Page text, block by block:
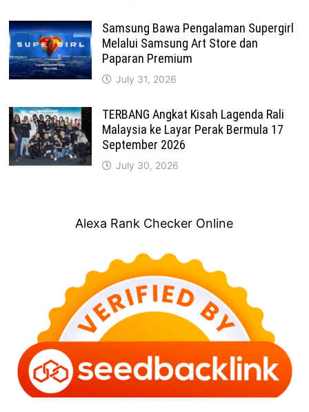
Samsung Bawa Pengalaman Supergirl
Melalui Samsung Art Store dan
Paparan Premium
July 31, 2026
TERBANG Angkat Kisah Lagenda Rali
Malaysia ke Layar Perak Bermula 17
September 2026
July 30, 2026
Alexa Rank Checker Online